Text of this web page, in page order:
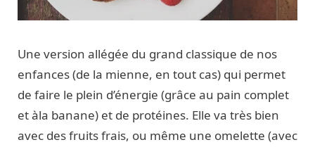
Une version allégée du grand classique de nos
enfances (de la mienne, en tout cas) qui permet
de faire le plein d’énergie (grâce au pain complet
et àla banane) et de protéines. Elle va très bien
avec des fruits frais, ou même une omelette (avec